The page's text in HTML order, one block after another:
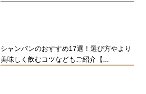
シャンパンのおすすめ17選！選び方やより
美味しく飲むコツなどもご紹介【...